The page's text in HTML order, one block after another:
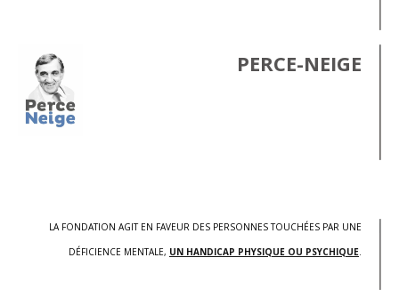
PERCE-NEIGE
LA FONDATION AGIT EN FAVEUR DES PERSONNES TOUCHÉES PAR UNE
DÉFICIENCE MENTALE, UN HANDICAP PHYSIQUE OU PSYCHIQUE.